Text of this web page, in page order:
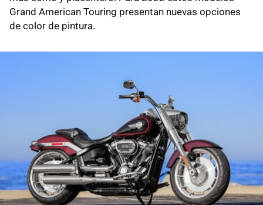
Grand American Touring presentan nuevas opciones
de color de pintura.